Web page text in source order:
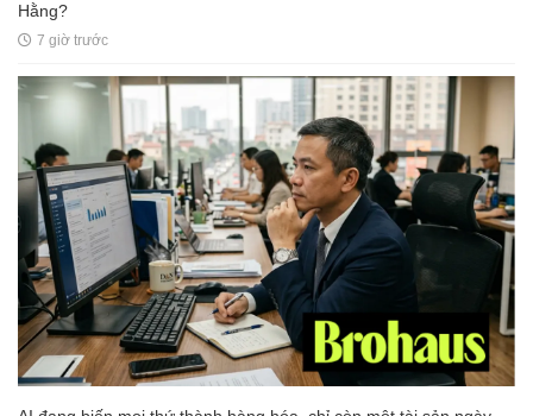
Hằng?
7 giờ trước